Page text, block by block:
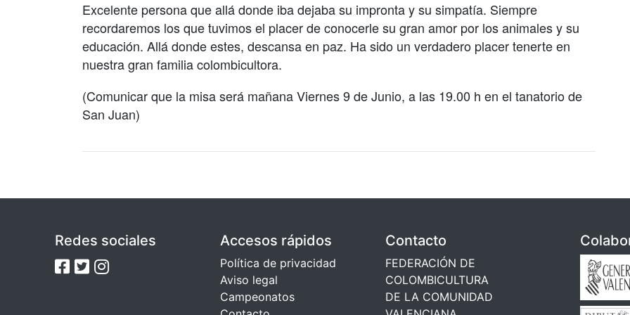
Excelente persona que allá donde iba dejaba su impronta y su simpatía. Siempre
recordaremos los que tuvimos el placer de conocerle su gran amor por los animales y su
educación. Allá donde estes, descansa en paz. Ha sido un verdadero placer tenerte en
nuestra gran familia colombicultora.
(Comunicar que la misa será mañana Viernes 9 de Junio, a las 19.00 h en el tanatorio de
San Juan)
Redes sociales Accesos rápidos
Política de privacidad
Aviso legal
Campeonatos
Contacto
FEDERACIÓN DE
COLOMBICULTURA
DE LA COMUNIDAD